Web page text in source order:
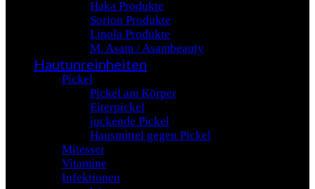
Haka Produkte
Sorion Produkte
Linola Produkte
M. Asam / Asambeauty
Hautunreinheiten
Pickel
Pickel am Körper
Eiterpickel
juckende Pickel
Hausmittel gegen Pickel
Mitesser
Vitamine
Infektionen